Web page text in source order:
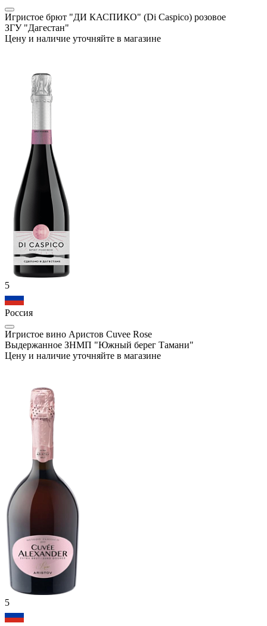
Игристое брют "ДИ КАСПИКО" (Di Caspico) розовое
ЗГУ "Дагестан"
Цену и наличие уточняйте в магазине
5
Россия
Игристое вино Аристов Cuvee Rose
Выдержанное ЗНМП "Южный берег Тамани"
Цену и наличие уточняйте в магазине
5